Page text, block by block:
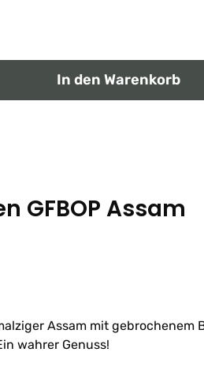
gewünschten Wert
In den Warenkorb
GFBOP Assam
Assam mit gebrochenem
wahrer Genuss!